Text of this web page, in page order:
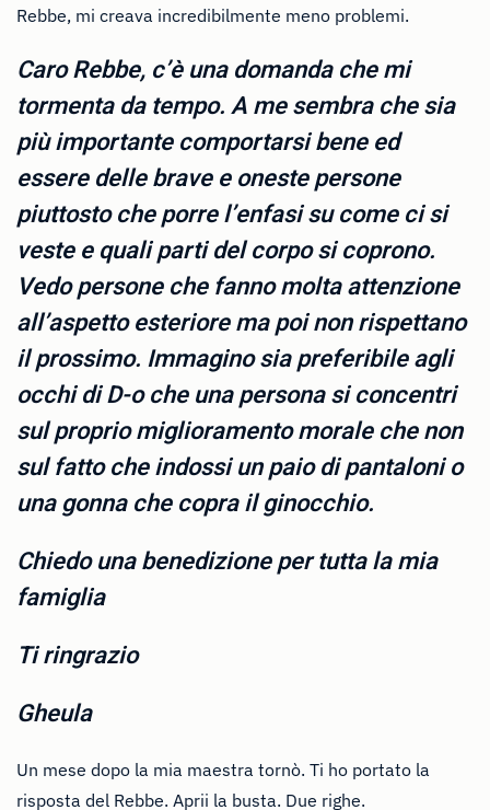
Rebbe, mi creava incredibilmente meno problemi.
Caro Rebbe, c’è una domanda che mi
tormenta da tempo. A me sembra che sia
più importante comportarsi bene ed
essere delle brave e oneste persone
piuttosto che porre l’enfasi su come ci si
veste e quali parti del corpo si coprono.
Vedo persone che fanno molta attenzione
all’aspetto esteriore ma poi non rispettano
il prossimo. Immagino sia preferibile agli
occhi di D-o che una persona si concentri
sul proprio miglioramento morale che non
sul fatto che indossi un paio di pantaloni o
una gonna che copra il ginocchio.
Chiedo una benedizione per tutta la mia
famiglia
Ti ringrazio
Gheula
Un mese dopo la mia maestra tornò. Ti ho portato la
risposta del Rebbe. Aprii la busta. Due righe.